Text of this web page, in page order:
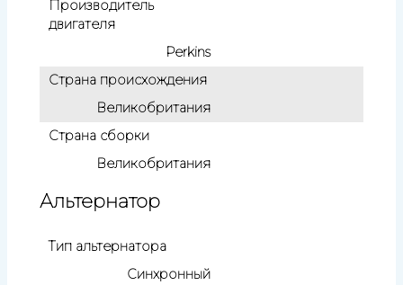
Производитель
двигателя
Perkins
Страна происхождения
Великобритания
Страна сборки
Великобритания
Альтернатор
Тип альтернатора
Синхронный